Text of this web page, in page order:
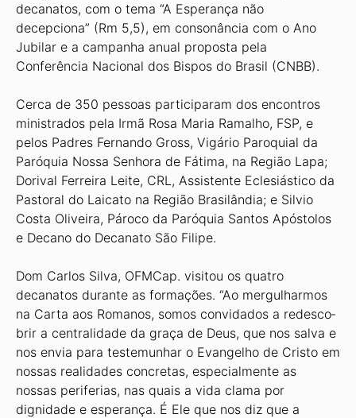
decanatos, com o tema “A Esperança não
decepciona” (Rm 5,5), em consonância com o Ano
Jubilar e a campanha anual proposta pela
Conferência Nacional dos Bispos do Brasil (CNBB).
Cerca de 350 pessoas participaram dos encontros
ministrados pela Irmã Rosa Maria Ramalho, FSP, e
pelos Pa­dres Fernando Gross, Vigário Paroquial da
Paróquia Nossa Senhora de Fátima, na Região Lapa;
Dorival Ferreira Leite, CRL, Assistente Eclesiástico da
Pastoral do Laicato na Região Brasilândia; e Sil­vio
Costa Oliveira, Pároco da Paróquia Santos Apóstolos
e Decano do Decanato São Filipe.
Dom Carlos Silva, OFMCap. visitou os quatro
decanatos durante as forma­ções. “Ao mergulharmos
na Carta aos Romanos, somos convidados a redesco­
brir a centralidade da graça de Deus, que nos salva e
nos envia para testemunhar o Evangelho de Cristo em
nossas reali­dades concretas, especialmente as
nossas periferias, nas quais a vida clama por
dignidade e esperança. É Ele que nos diz que a